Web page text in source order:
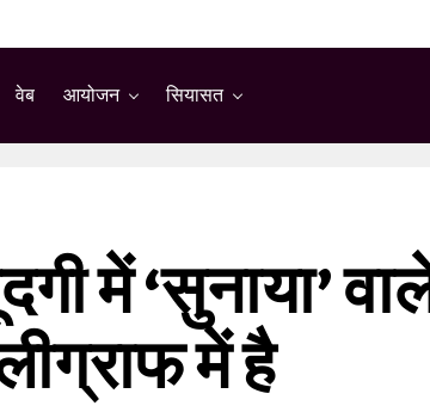
वेब आयोजन सियासत
में ‘सुनाया’
में है